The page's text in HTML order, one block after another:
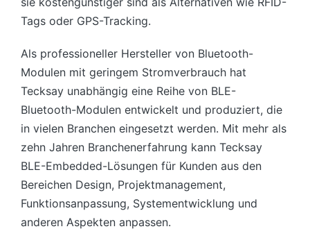
Tags oder GPS-Tracking.
Als professioneller Hersteller von Bluetooth-
Modulen mit geringem Stromverbrauch hat
Tecksay unabhängig eine Reihe von BLE-
Bluetooth-Modulen entwickelt und produziert, die
in vielen Branchen eingesetzt werden. Mit mehr als
zehn Jahren Branchenerfahrung kann Tecksay
BLE-Embedded-Lösungen für Kunden aus den
Bereichen Design, Projektmanagement,
Funktionsanpassung, Systementwicklung und
anderen Aspekten anpassen.